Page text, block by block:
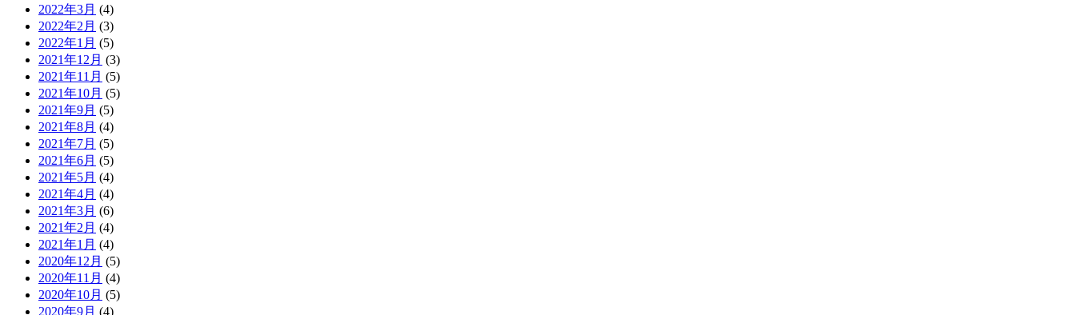
2022年3月 (4)
2022年2月 (3)
2022年1月 (5)
2021年12月 (3)
2021年11月 (5)
2021年10月 (5)
2021年9月 (5)
2021年8月 (4)
2021年7月 (5)
2021年6月 (5)
2021年5月 (4)
2021年4月 (4)
2021年3月 (6)
2021年2月 (4)
2021年1月 (4)
2020年12月 (5)
2020年11月 (4)
2020年10月 (5)
2020年9月 (4)